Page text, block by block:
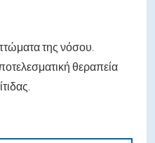
της νόσου.
θεραπεία